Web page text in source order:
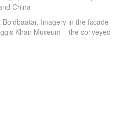
China
Imagery in the facade
Khan Museum – the conveyed